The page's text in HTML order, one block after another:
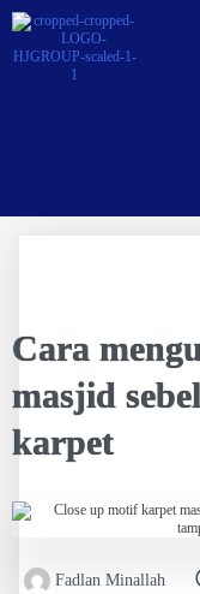
Cara
masjid
karpet
Fadlan Minallah